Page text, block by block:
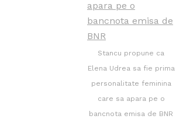
Stancu propune ca
Elena Udrea sa fie prima
personalitate feminina
care sa apara pe o
bancnota emisa de BNR